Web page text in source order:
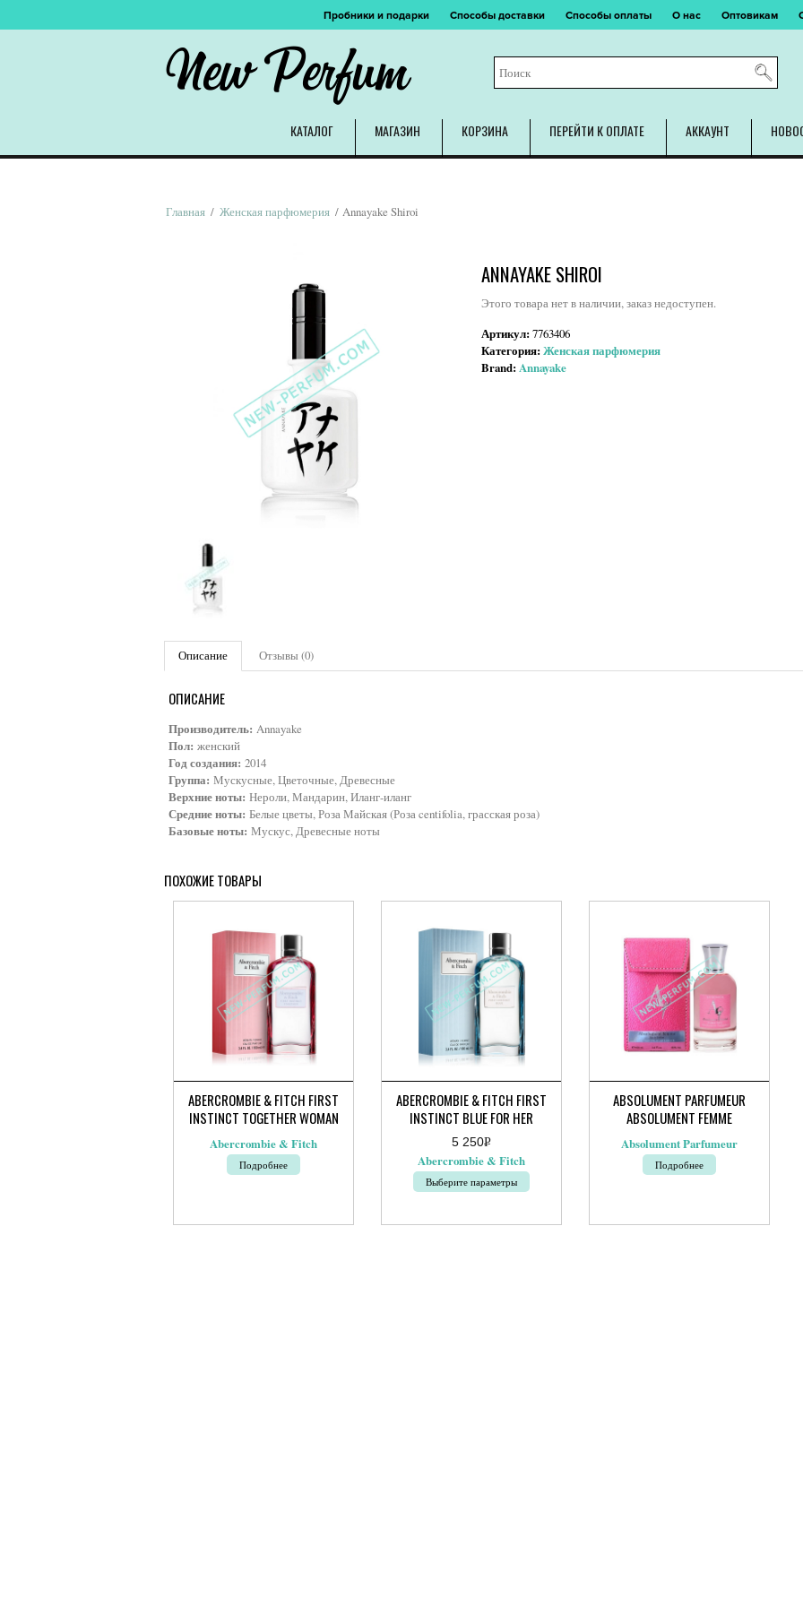
Пробники и подарки Способы доставки Способы оплаты О нас Оптовикам
New Perfum
КАТАЛОГ МАГАЗИН КОРЗИНА ПЕРЕЙТИ К ОПЛАТЕ АККАУНТ
Главная / Женская парфюмерия / Annayake Shiroi
ANNAYAKE SHIROI
Этого товара нет в наличии, заказ недоступен.
Артикул:7763406
Категория:Женская парфюмерия
Brand:Annayake
Описание Отзывы (0)
ОПИСАНИЕ
Производитель: Annayake
Пол: женский
Год создания: 2014
Группа: Мускусные, Цветочные, Древесные
Верхние ноты: Нероли, Мандарин, Иланг-иланг
Средние ноты: Белые цветы, Роза Майская (Роза centifolia, грасская роза)
Базовые ноты: Мускус, Древесные ноты
ПОХОЖИЕ ТОВАРЫ
ABERCROMBIE & FITCH FIRST
INSTINCT TOGETHER WOMAN
Abercrombie & Fitch
Подробнее
ABERCROMBIE & FITCH FIRST
INSTINCT BLUE FOR HER
5 250Р
УБ.
Abercrombie & Fitch
Выберите параметры
товар
ABSOLUMENT PARFUMEUR
ABSOLUMENT FEMME
Absolument Parfumeur
Подробнее